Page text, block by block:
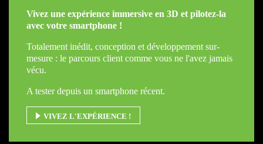
Vivez une expérience immersive en 3D et pilotez-la
avec votre smartphone !
Totalement inédit, conception et développement sur-
mesure : le parcours client comme vous ne l'avez jamais
vécu.
A tester depuis un smartphone récent.
VIVEZ L'EXPÉRIENCE !